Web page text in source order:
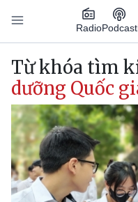
Nhảy đến nội dung
RadioPodcast
Main navigation
Từ khóa tìm
dưỡng Quốc